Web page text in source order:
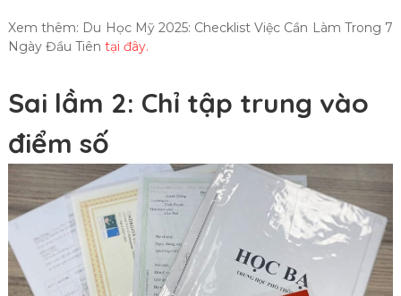
Xem thêm: Du Học Mỹ 2025: Checklist Việc Cần Làm Trong 7
Ngày Đầu Tiên tại đây.
Sai lầm 2: Chỉ tập trung vào
điểm số